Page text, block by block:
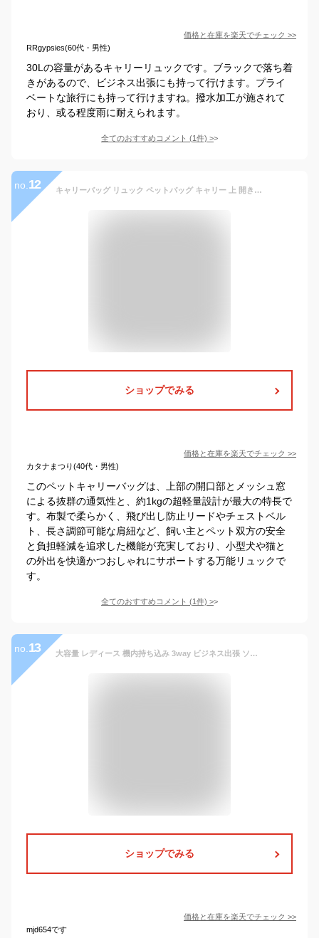
価格と在庫を楽天でチェック >>
RRgypsies(60代・男性)
30Lの容量があるキャリーリュックです。ブラックで落ち着
きがあるので、ビジネス出張にも持って行けます。プライ
ベートな旅行にも持って行けますね。撥水加工が施されて
おり、或る程度雨に耐えられます。
全てのおすすめコメント (1件) >
no. 12 キャリーバッグ リュック ペットバッグ キャリー 上 開き 窓 小型犬 ペットキャリー 軽量 犬 散歩バッグ 猫 ペット 布製 飛び出し防止 リード メッシュ キャリーバック かわいい 鞄 チェストベルト 長さ調節 シンプル 無地 モスグリーン/ネイビー/ブラック/グレー ETC001678
ショップでみる
価格と在庫を楽天でチェック >>
カタナまつり(40代・男性)
このペットキャリーバッグは、上部の開口部とメッシュ窓
による抜群の通気性と、約1kgの超軽量設計が最大の特長で
す。布製で柔らかく、飛び出し防止リードやチェストベル
ト、長さ調節可能な肩紐など、飼い主とペット双方の安全
と負担軽減を追求した機能が充実しており、小型犬や猫と
の外出を快適かつおしゃれにサポートする万能リュックで
す。
全てのおすすめコメント (1件) >
no. 13 大容量 レディース 機内持ち込み 3way ビジネス出張 ソフトキャリーバッグ スーツケース リュック マザーズバッグ 修学旅行 ソフトキャリーバッグ 旅行かばん 連休 夏休み 帰省 海外 国内 災害用 避難用 防災グッズ 英字 プリント 選べる2サイズ
ショップでみる
価格と在庫を楽天でチェック >>
mjd654です